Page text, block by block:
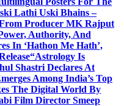
Lathi Uski Bhains –
From Producer MK Rajput
Authority, And
In ‘Hathon Me Hath’,
“Astrology Is
Shastri Declares At
Among India’s Top
The Digital World By
Film Director Smeep